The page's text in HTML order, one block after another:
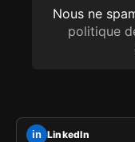
Nous ne
politique
in LinkedIn